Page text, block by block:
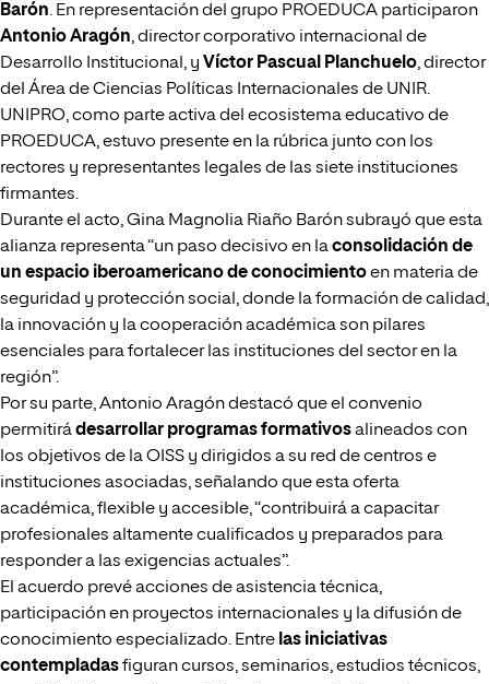
Barón. En representación del grupo PROEDUCA participaron
Antonio Aragón, director corporativo internacional de
Desarrollo Institucional, y Víctor Pascual Planchuelo, director
del Área de Ciencias Políticas Internacionales de UNIR.
UNIPRO, como parte activa del ecosistema educativo de
PROEDUCA, estuvo presente en la rúbrica junto con los
rectores y representantes legales de las siete instituciones
firmantes.
Durante el acto, Gina Magnolia Riaño Barón subrayó que esta
alianza representa “un paso decisivo en laconsolidación de
un espacio iberoamericano de conocimientoen materia de
seguridad y protección social, donde la formación de calidad,
la innovación y la cooperación académica son pilares
esenciales para fortalecer las instituciones del sector en la
región”.
Por su parte, Antonio Aragón destacó que el convenio
permitirádesarrollar programas formativosalineados con
los objetivos de la OISS y dirigidos a su red de centros e
instituciones asociadas, señalando que esta oferta
académica, flexible y accesible, “contribuirá a capacitar
profesionales altamente cualificados y preparados para
responder a las exigencias actuales”.
El acuerdo prevé acciones de asistencia técnica,
participación en proyectos internacionales y la difusión de
conocimiento especializado. Entre las iniciativas
contempladasfiguran cursos, seminarios, estudios técnicos,